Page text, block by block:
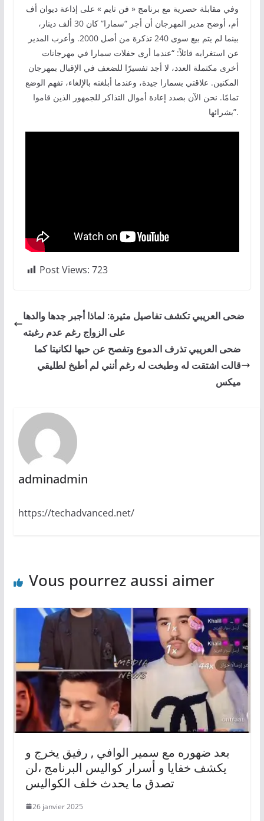
وفي مقابلة حصرية مع برنامج « فن تايم » على إذاعة ديوان أف
أم، أوضح مدير المهرجان أن أجر “سمارا” كان 30 ألف دينار،
بينما لم يتم بيع سوى 240 تذكرة من أصل 2000. وأعرب المدير
عن استغرابه قائلاً: “عندما أرى حفلات سمارا في مهرجانات
أخرى مكتملة العدد، لا أجد تفسيرًا للضعف في الإقبال بمهرجان
المكنين. علاقتي بسمارا جيدة، وعندما أبلغته بالإلغاء، تفهم الوضع
تمامًا. نحن الآن بصدد إعادة أموال التذاكر للجمهور الذين قاموا
بشرائها”.
Post Views: 723
ضحى العريبي تكشف تفاصيل مثيرة: لماذا أجبر جدها والدها
على الزواج رغم عدم رغبته
ضحى العريبي تذرف الدموع وتفصح عن حبها لكانيتا كما
قالت اشتقت له وطبخت له رغم أنني لم أطبخ لطليقي
ميكس
adminadmin
https://techadvanced.net/
Vous pourrez aussi aimer
بعد ضهوره مع سمير الوافي , رفيق يخرج و
يكشف خفايا و أسرار كواليس البرنامج ،لن
تصدق ما يحدث خلف الكواليس
26 janvier 2025